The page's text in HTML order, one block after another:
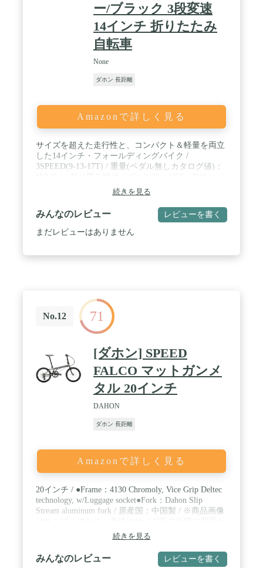
ー/ブラック 3段変速
14インチ 折りたたみ
自転車
None
ダホン 長距離
Amazonで詳しく見る
サイズを超えた走行性と、コンパクト＆軽量を両立
した14インチ・フォールディングバイク /
3SPEED(9-13-17T) / 重量(ペダル無しカタログ値)：
適正身長目安：142-180cm続きを見る
みんなのレビュー レビューを書く
まだレビューはありません
No.12 71
[ダホン] SPEED
FALCO マットガンメ
タル 20インチ
DAHON
ダホン 長距離
Amazonで詳しく見る
20インチ / ●Frame：4130 Chromoly, Vice Grip Deltec
technology, w/Luggage socket●Fork：Dahon Slip
Stream aluminum fork / 原産国：中国製 / ※商品画像
ある場合がございますので、予めご了承ください
続きを見る
みんなのレビュー レビューを書く